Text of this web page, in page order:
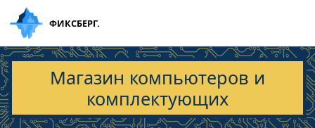
ФИКСБЕРГ.
Магазин компьютеров и
комплектующих